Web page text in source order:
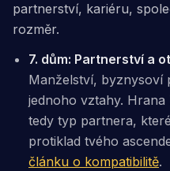
partnerství, kariéru,
rozměr.
7. dům: Partnerství a
Manželství, byznysoví
jednoho vztahy. Hrana
tedy typ partnera,
protiklad tvého
článku o kompatibilitě.